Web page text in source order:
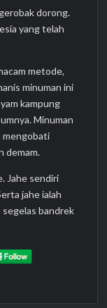
dorong.
yang telah
metode,
minuman ini
kampung
Minuman
mengobati
demam.
Jahe sendiri
jahe ialah
bandrek